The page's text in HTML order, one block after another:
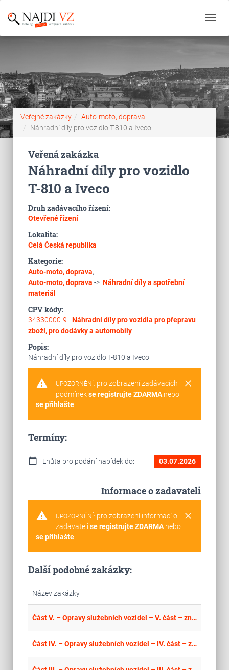
Veřejné zakázky
Auto-moto, doprava
Náhradní díly pro vozidlo T-810 a Iveco
Veřená zakázka
Náhradní díly pro vozidlo
T-810 a Iveco
Druh zadávacího řízení:
Otevřené řízení
Lokalita:
Celá Česká republika
Kategorie:
Auto-moto, doprava,
Auto-moto, doprava -> Náhradní díly a spotřební
materiál
CPV kódy:
34330000-9 -Náhradní díly pro vozidla pro přepravu
zboží, pro dodávky a automobily
Popis:
Náhradní díly pro vozidlo T-810 a Iveco
warning clear
UPOZORNĚNÍ: pro zobrazení zadávacích
podmínekse registrujte ZDARMAnebo
se přihlašte.
Termíny:
calendar_today Lhůta pro podání nabídek do: 03.07.2026
Informace o zadavateli
warning clear
UPOZORNĚNÍ: pro zobrazení informací o
zadavateli se registrujte ZDARMAnebo
se přihlašte.
Další podobné zakázky:
Název zakázky
Část V. – Opravy služebních vozidel – V. část – značka VOLKSWAGEN
Část IV. – Opravy služebních vozidel – IV. část – značka TOYOTA